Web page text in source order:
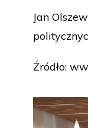
Jan
Źródło: